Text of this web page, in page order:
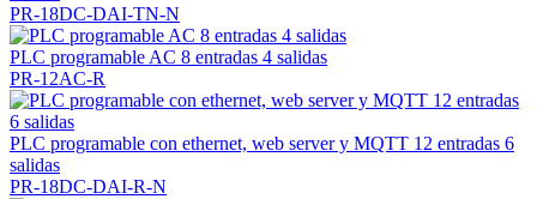
PR-18DC-DAI-TN-N
PLC programable AC 8 entradas 4 salidas
PR-12AC-R
PLC programable con ethernet, web server y MQTT 12 entradas 6
salidas
PR-18DC-DAI-R-N